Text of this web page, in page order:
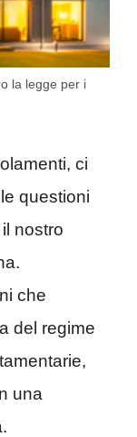
la legge per i
ci
questioni
nostro
che
del regime
una